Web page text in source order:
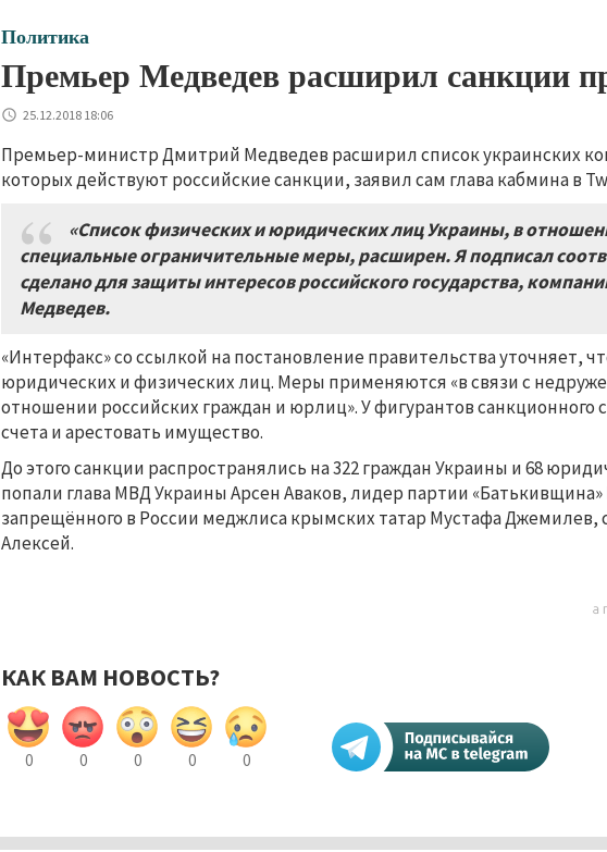
Политика
Премьер Медведев расширил санкции
25.12.2018 18:06
Премьер-министр Дмитрий Медведев расширил список украинских
которых действуют российские санкции, заявил сам глава кабмина в
«Список физических и юридических лиц Украины, в
специальные ограничительные меры, расширен. Я подписал
сделано для защиты интересов российского государства,
Медведев.
«Интерфакс» со ссылкой на постановление правительства уточняет,
юридических и физических лиц. Меры применяются «в связи с
отношении российских граждан и юрлиц». У фигурантов санкционного
счета и арестовать имущество.
До этого санкции распространялись на 322 граждан Украины и 68
попали глава МВД Украины Арсен Аваков, лидер партии
запрещённого в России меджлиса крымских татар Мустафа
Алексей.
КАК ВАМ НОВОСТЬ?
0 0 0 0 0